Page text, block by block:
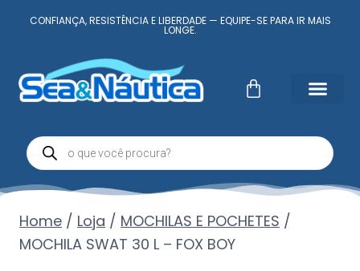
CONFIANÇA, RESISTÊNCIA E LIBERDADE — EQUIPE-SE PARA IR MAIS
LONGE.
Home / Loja / MOCHILAS E POCHETES /
MOCHILA SWAT 30 L – FOX BOY